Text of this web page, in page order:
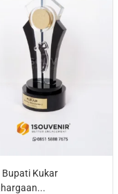
Bupati Kukar